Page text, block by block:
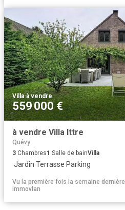
Villa·à vendre
559 000 €
à vendre Villa Ittre
Quévy
3 Chambres1 Salle de bainVilla
·Jardin·Terrasse·Parking
Vu la première fois la semaine dernière
immovlan